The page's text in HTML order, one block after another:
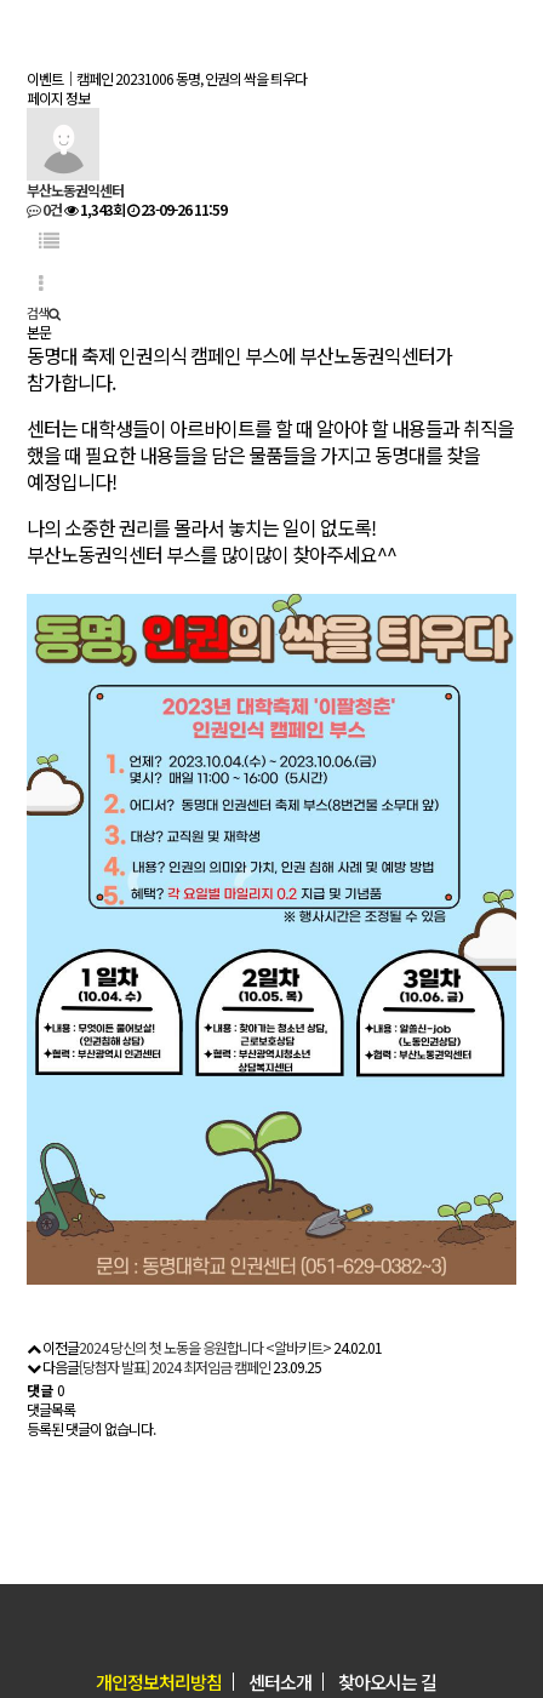
이벤트｜캠페인20231006 동명, 인권의 싹을 틔우다
페이지 정보
부산노동권익센터
0건
1,343회 23-09-26 11:59
검색
본문
동명대 축제 인권의식 캠페인 부스에 부산노동권익센터가
참가합니다.
센터는 대학생들이 아르바이트를 할 때 알아야 할 내용들과 취직을
했을 때 필요한 내용들을 담은 물품들을 가지고 동명대를 찾을
예정입니다!
나의 소중한 권리를 몰라서 놓치는 일이 없도록!
부산노동권익센터 부스를 많이많이 찾아주세요^^
이전글2024 당신의 첫 노동을 응원합니다 <알바키트>24.02.01
다음글[당첨자 발표] 2024 최저임금 캠페인23.09.25
댓글0
댓글목록
등록된 댓글이 없습니다.
개인정보처리방침 센터소개 찾아오시는 길